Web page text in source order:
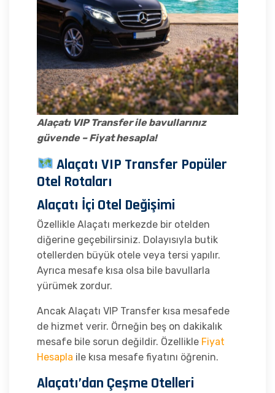
Alaçatı VIP Transfer ile bavullarınız
güvende – Fiyat hesapla!
Alaçatı VIP Transfer Popüler
Otel Rotaları
Alaçatı İçi Otel Değişimi
Özellikle Alaçatı merkezde bir otelden
diğerine geçebilirsiniz. Dolayısıyla butik
otellerden büyük otele veya tersi yapılır.
Ayrıca mesafe kısa olsa bile bavullarla
yürümek zordur.
Ancak Alaçatı VIP Transfer kısa mesafede
de hizmet verir. Örneğin beş on dakikalık
mesafe bile sorun değildir. Özellikle Fiyat
Hesapla ile kısa mesafe fiyatını öğrenin.
Alaçatı’dan Çeşme Otelleri